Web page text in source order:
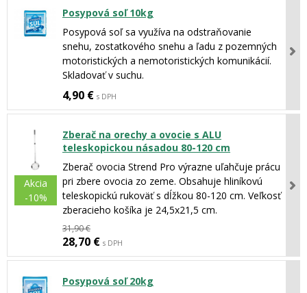
Posypová soľ 10kg
Posypová soľ sa využíva na odstraňovanie
snehu, zostatkového snehu a ľadu z pozemných
motoristických a nemotoristických komunikácií.
Skladovať v suchu.
4,90 € s DPH
Akcia
-10%
Zberač na orechy a ovocie s ALU
teleskopickou násadou 80-120 cm
Zberač ovocia Strend Pro výrazne uľahčuje prácu
pri zbere ovocia zo zeme. Obsahuje hliníkovú
teleskopickú rukoväť s dĺžkou 80-120 cm. Veľkosť
zberacieho košíka je 24,5x21,5 cm.
31,90 €
28,70 € s DPH
Posypová soľ 20kg